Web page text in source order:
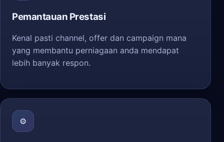
Pemantauan Prestasi
Kenal pasti channel, offer dan campaign mana
yang membantu perniagaan anda mendapat
lebih banyak respon.
⚙️